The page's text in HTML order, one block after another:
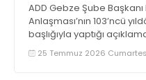
ADD Gebze Şube Başkanı
Anlaşması’nın 103’ncü
başlığıyla yaptığı
“Lozan Barış Günü”
Bayramı kabul edilmesini
25 Temmuz 2026